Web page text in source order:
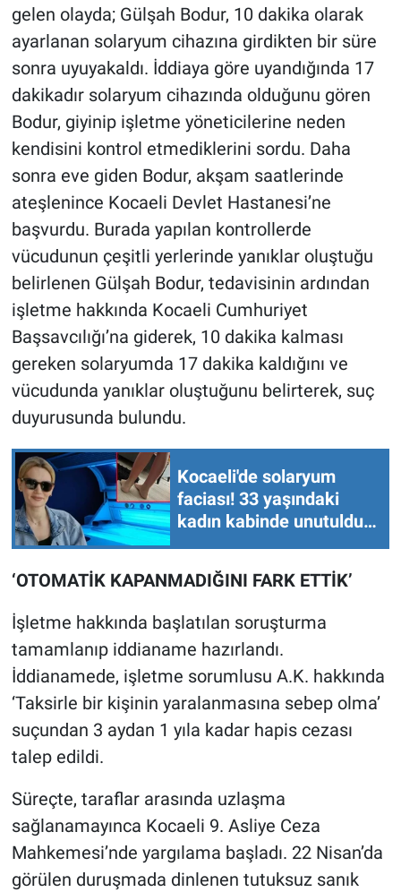
gelen olayda; Gülşah Bodur, 10 dakika olarak
ayarlanan solaryum cihazına girdikten bir süre
sonra uyuyakaldı. İddiaya göre uyandığında 17
dakikadır solaryum cihazında olduğunu gören
Bodur, giyinip işletme yöneticilerine neden
kendisini kontrol etmediklerini sordu. Daha
sonra eve giden Bodur, akşam saatlerinde
ateşlenince Kocaeli Devlet Hastanesi’ne
başvurdu. Burada yapılan kontrollerde
vücudunun çeşitli yerlerinde yanıklar oluştuğu
belirlenen Gülşah Bodur, tedavisinin ardından
işletme hakkında Kocaeli Cumhuriyet
Başsavcılığı’na giderek, 10 dakika kalması
gereken solaryumda 17 dakika kaldığını ve
vücudunda yanıklar oluştuğunu belirterek, suç
duyurusunda bulundu.
Kocaeli'de solaryum
faciası! 33 yaşındaki
kadın kabinde unutuldu
‘OTOMATİK KAPANMADIĞINI FARK ETTİK’
İşletme hakkında başlatılan soruşturma
tamamlanıp iddianame hazırlandı.
İddianamede, işletme sorumlusu A.K. hakkında
‘Taksirle bir kişinin yaralanmasına sebep olma’
suçundan 3 aydan 1 yıla kadar hapis cezası
talep edildi.
Süreçte, taraflar arasında uzlaşma
sağlanamayınca Kocaeli 9. Asliye Ceza
Mahkemesi’nde yargılama başladı. 22 Nisan’da
görülen duruşmada dinlenen tutuksuz sanık
Koronavirüs
Kültür Sanat
Ne demişti
Popüler
Programlar
Sağlık
Spor
Teknoloji
Türkiye'nin Gündemi
Yerel Gündem
Yerel Yaşam
Canlı Yayın